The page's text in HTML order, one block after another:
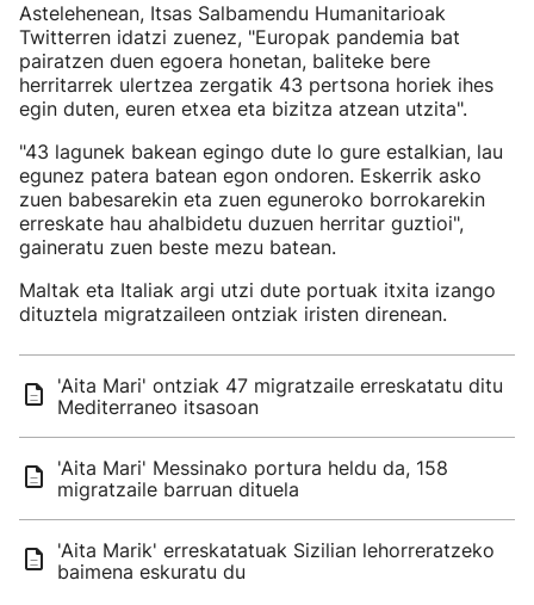
Astelehenean, Itsas Salbamendu Humanitarioak
Twitterren idatzi zuenez, "Europak pandemia bat
pairatzen duen egoera honetan, baliteke bere
herritarrek ulertzea zergatik 43 pertsona horiek ihes
egin duten, euren etxea eta bizitza atzean utzita".
"43 lagunek bakean egingo dute lo gure estalkian, lau
egunez patera batean egon ondoren. Eskerrik asko
zuen babesarekin eta zuen eguneroko borrokarekin
erreskate hau ahalbidetu duzuen herritar guztioi",
gaineratu zuen beste mezu batean.
Maltak eta Italiak argi utzi dute portuak itxita izango
dituztela migratzaileen ontziak iristen direnean.
'Aita Mari' ontziak 47 migratzaile erreskatatu ditu
Mediterraneo itsasoan
'Aita Mari' Messinako portura heldu da, 158
migratzaile barruan dituela
'Aita Marik' erreskatatuak Sizilian lehorreratzeko
baimena eskuratu du